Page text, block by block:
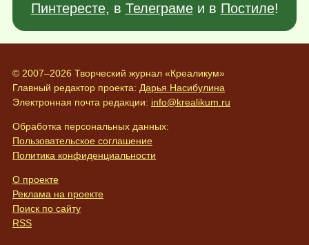
Пинтересте, в Телеграмеи в Постиле!
© 2007–2026 Творческий журнал «Креаликум»
Главный редактор проекта: Дарья Насибулина
Электронная почта редакции: info@krealikum.ru
Обработка персональных данных:
Пользовательское соглашение
Политика конфиденциальности
О проекте
Реклама на проекте
Поиск по сайту
RSS